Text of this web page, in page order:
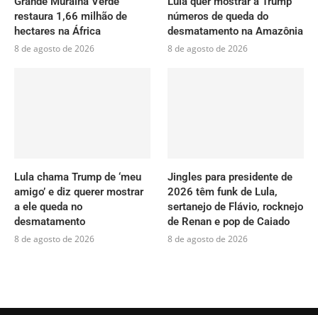
restaura 1,66 milhão de
hectares na África
8 de agosto de 2026
números de queda do
desmatamento na Amazônia
8 de agosto de 2026
Lula chama Trump de ‘meu
amigo’ e diz querer mostrar
a ele queda no
desmatamento
8 de agosto de 2026
Jingles para presidente de
2026 têm funk de Lula,
sertanejo de Flávio, rocknejo
de Renan e pop de Caiado
8 de agosto de 2026